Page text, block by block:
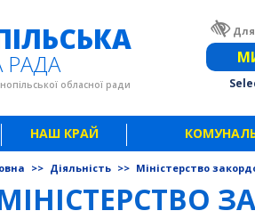
РАДА
обласної ради
Для
НАШ КРАЙ
>> Діяльність >> Міністерство